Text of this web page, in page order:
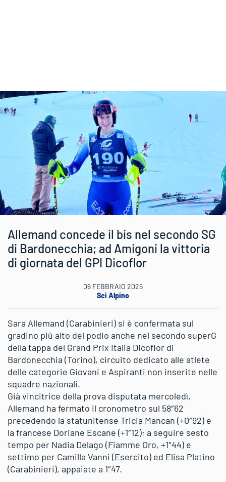
Allemand concede il bis nel secondo SG
di Bardonecchia; ad Amigoni la vittoria
di giornata del GPI Dicoflor
06 FEBBRAIO 2025
Sci Alpino
Sara Allemand (Carabinieri) si è confermata sul
gradino più alto del podio anche nel secondo superG
della tappa del Grand Prix Italia Dicoflor di
Bardonecchia (Torino), circuito dedicato alle atlete
delle categorie Giovani e Aspiranti non inserite nelle
squadre nazionali.
Già vincitrice della prova disputata mercoledì,
Allemand ha fermato il cronometro sul 58″62
precedendo la statunitense Tricia Mancan (+0″92) e
la francese Doriane Escane (+1″12); a seguire sesto
tempo per Nadia Delago (Fiamme Oro, +1″44) e
settimo per Camilla Vanni (Esercito) ed Elisa Platino
(Carabinieri), appaiate a 1″47.